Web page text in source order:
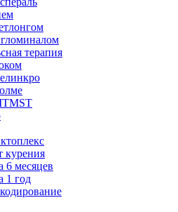
терапия
курения
6 месяцев
1 год